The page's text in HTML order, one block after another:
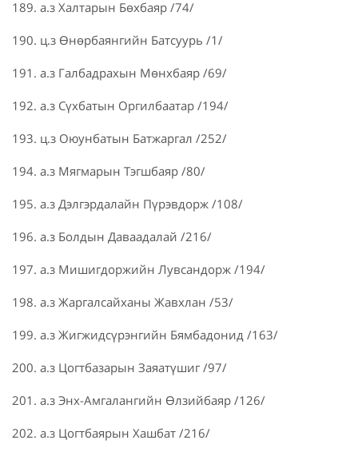
189. а.з Халтарын Бөхбаяр /74/
190. ц.з Өнөрбаянгийн Батсуурь /1/
191. а.з Галбадрахын Мөнхбаяр /69/
192. а.з Сүхбатын Оргилбаатар /194/
193. ц.з Оюунбатын Батжаргал /252/
194. а.з Мягмарын Тэгшбаяр /80/
195. а.з Дэлгэрдалайн Пүрэвдорж /108/
196. а.з Болдын Даваадалай /216/
197. а.з Мишигдоржийн Лувсандорж /194/
198. а.з Жаргалсайханы Жавхлан /53/
199. а.з Жигжидсүрэнгийн Бямбадонид /163/
200. а.з Цогтбазарын Заяатүшиг /97/
201. а.з Энх-Амгалангийн Өлзийбаяр /126/
202. а.з Цогтбаярын Хашбат /216/